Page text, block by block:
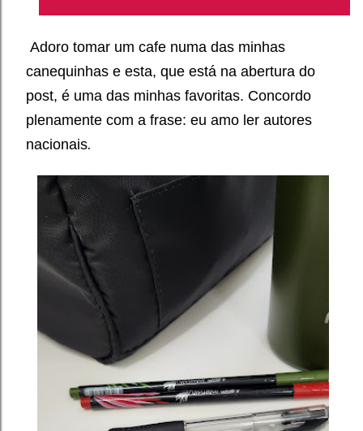
Adoro tomar um cafe numa das minhas
canequinhas e esta, que está na abertura do
post, é uma das minhas favoritas. Concordo
plenamente com a frase: eu amo ler autores
nacionais.